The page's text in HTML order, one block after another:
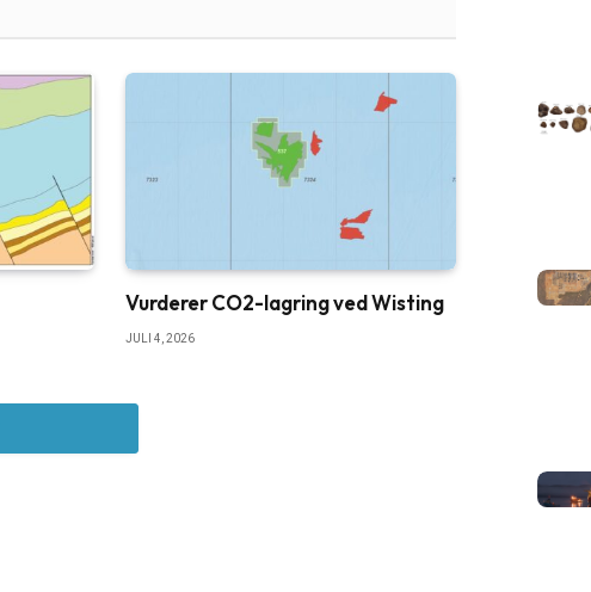
Vurderer CO2-lagring ved Wisting
JULI 4, 2026